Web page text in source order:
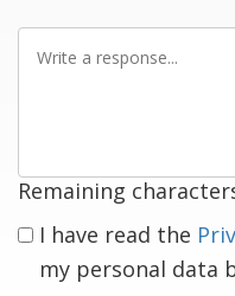
Remaining
I have read the
my personal data